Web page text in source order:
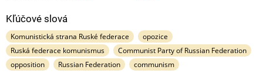
Kľúčové slová
Komunistická strana Ruské federace
opozice
Ruská federace komunismus
Communist Party of Russian Federation
opposition
Russian Federation communism